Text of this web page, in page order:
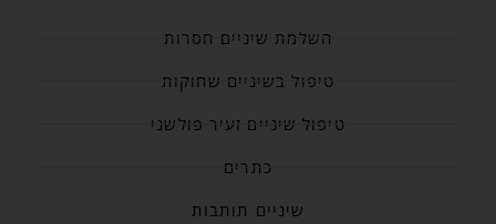
השלמת שיניים חסרות
טיפול בשיניים שחוקות
טיפול שיניים זעיר פולשני
כתרים
שיניים תותבות